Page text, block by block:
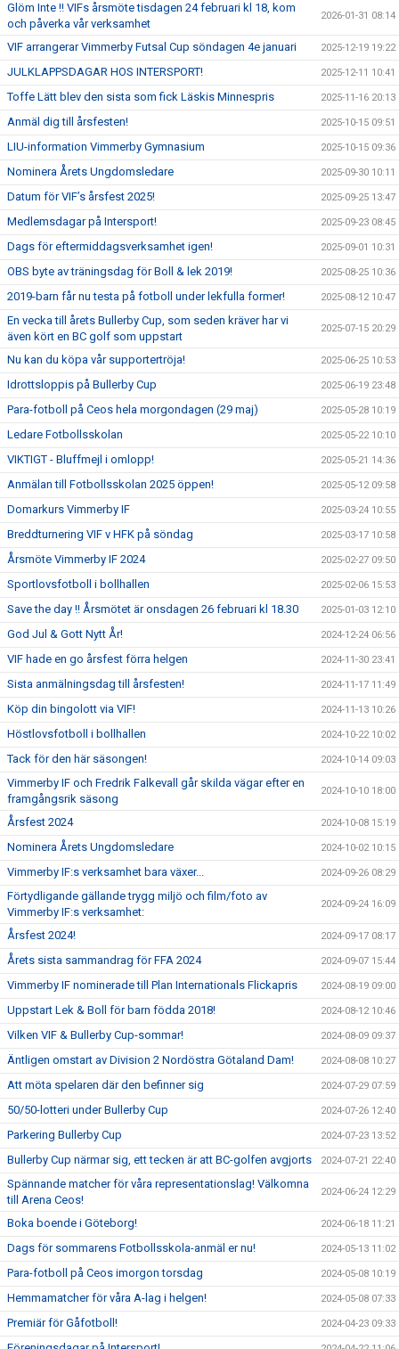
Glöm Inte !! VIFs årsmöte tisdagen 24 februari kl 18, kom
och påverka vår verksamhet
2026-01-31 08:14
VIF arrangerar Vimmerby Futsal Cup söndagen 4e januari 2025-12-19 19:22
JULKLAPPSDAGAR HOS INTERSPORT! 2025-12-11 10:41
Toffe Lätt blev den sista som fick Läskis Minnespris 2025-11-16 20:13
Anmäl dig till årsfesten! 2025-10-15 09:51
LIU-information Vimmerby Gymnasium 2025-10-15 09:36
Nominera Årets Ungdomsledare 2025-09-30 10:11
Datum för VIF’s årsfest 2025! 2025-09-25 13:47
Medlemsdagar på Intersport! 2025-09-23 08:45
Dags för eftermiddagsverksamhet igen! 2025-09-01 10:31
OBS byte av träningsdag för Boll & lek 2019! 2025-08-25 10:36
2019-barn får nu testa på fotboll under lekfulla former! 2025-08-12 10:47
En vecka till årets Bullerby Cup, som seden kräver har vi
även kört en BC golf som uppstart
2025-07-15 20:29
Nu kan du köpa vår supportertröja! 2025-06-25 10:53
Idrottsloppis på Bullerby Cup 2025-06-19 23:48
Para-fotboll på Ceos hela morgondagen (29 maj) 2025-05-28 10:19
Ledare Fotbollsskolan 2025-05-22 10:10
VIKTIGT - Bluffmejl i omlopp! 2025-05-21 14:36
Anmälan till Fotbollsskolan 2025 öppen! 2025-05-12 09:58
Domarkurs Vimmerby IF 2025-03-24 10:55
Breddturnering VIF v HFK på söndag 2025-03-17 10:58
Årsmöte Vimmerby IF 2024 2025-02-27 09:50
Sportlovsfotboll i bollhallen 2025-02-06 15:53
Save the day !! Årsmötet är onsdagen 26 februari kl 18.30 2025-01-03 12:10
God Jul & Gott Nytt År! 2024-12-24 06:56
VIF hade en go årsfest förra helgen 2024-11-30 23:41
Sista anmälningsdag till årsfesten! 2024-11-17 11:49
Köp din bingolott via VIF! 2024-11-13 10:26
Höstlovsfotboll i bollhallen 2024-10-22 10:02
Tack för den här säsongen! 2024-10-14 09:03
Vimmerby IF och Fredrik Falkevall går skilda vägar efter en
framgångsrik säsong
2024-10-10 18:00
Årsfest 2024 2024-10-08 15:19
Nominera Årets Ungdomsledare 2024-10-02 10:15
Vimmerby IF:s verksamhet bara växer... 2024-09-26 08:29
Förtydligande gällande trygg miljö och film/foto av
Vimmerby IF:s verksamhet:
2024-09-24 16:09
Årsfest 2024! 2024-09-17 08:17
Årets sista sammandrag för FFA 2024 2024-09-07 15:44
Vimmerby IF nominerade till Plan Internationals Flickapris 2024-08-19 09:00
Uppstart Lek & Boll för barn födda 2018! 2024-08-12 10:46
Vilken VIF & Bullerby Cup-sommar! 2024-08-09 09:37
Äntligen omstart av Division 2 Nordöstra Götaland Dam! 2024-08-08 10:27
Att möta spelaren där den befinner sig 2024-07-29 07:59
50/50-lotteri under Bullerby Cup 2024-07-26 12:40
Parkering Bullerby Cup 2024-07-23 13:52
Bullerby Cup närmar sig, ett tecken är att BC-golfen avgjorts 2024-07-21 22:40
Spännande matcher för våra representationslag! Välkomna
till Arena Ceos!
2024-06-24 12:29
Boka boende i Göteborg! 2024-06-18 11:21
Dags för sommarens Fotbollsskola-anmäl er nu! 2024-05-13 11:02
Para-fotboll på Ceos imorgon torsdag 2024-05-08 10:19
Hemmamatcher för våra A-lag i helgen! 2024-05-08 07:33
Premiär för Gåfotboll! 2024-04-23 09:33